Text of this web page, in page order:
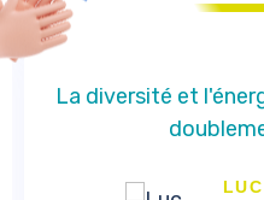
La diversité et
LUC